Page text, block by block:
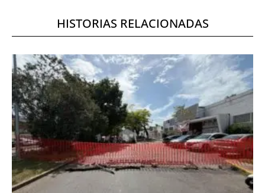
HISTORIAS RELACIONADAS